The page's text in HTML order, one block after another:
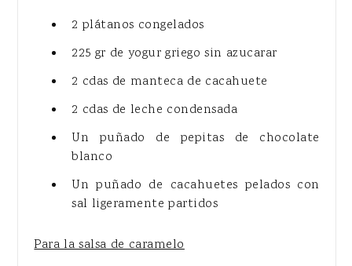
2 plátanos congelados
225 gr de yogur griego sin azucarar
2 cdas de manteca de cacahuete
2 cdas de leche condensada
Un puñado de pepitas de chocolate
blanco
Un puñado de cacahuetes pelados con
sal ligeramente partidos
Para la salsa de caramelo